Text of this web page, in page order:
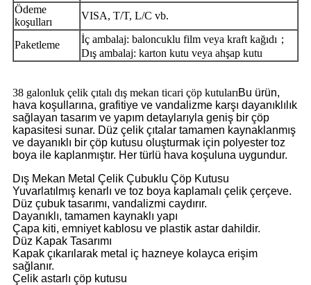
Ödeme
koşulları
VISA, T/T, L/C vb.
Paketleme İç ambalaj: baloncuklu film veya kraft kağıdı ；
Dış ambalaj: karton kutu veya ahşap kutu
38 galonluk çelik çıtalı dış mekan ticari çöp kutularıBu ürün,
hava koşullarına, grafitiye ve vandalizme karşı dayanıklılık
sağlayan tasarım ve yapım detaylarıyla geniş bir çöp
kapasitesi sunar. Düz çelik çıtalar tamamen kaynaklanmış
ve dayanıklı bir çöp kutusu oluşturmak için polyester toz
boya ile kaplanmıştır. Her türlü hava koşuluna uygundur.
Dış Mekan Metal Çelik Çubuklu Çöp Kutusu
Yuvarlatılmış kenarlı ve toz boya kaplamalı çelik çerçeve.
Düz çubuk tasarımı, vandalizmi caydırır.
Dayanıklı, tamamen kaynaklı yapı
Çapa kiti, emniyet kablosu ve plastik astar dahildir.
Düz Kapak Tasarımı
Kapak çıkarılarak metal iç hazneye kolayca erişim
sağlanır.
Çelik astarlı çöp kutusu